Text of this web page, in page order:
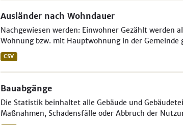
Ausländer nach Wohndauer
Nachgewiesen werden: Einwohner Gezählt
Wohnung bzw. mit Hauptwohnung in der Gemeinde
CSV
Bauabgänge
Die Statistik beinhaltet alle Gebäude und
Maßnahmen, Schadensfälle oder Abbruch der